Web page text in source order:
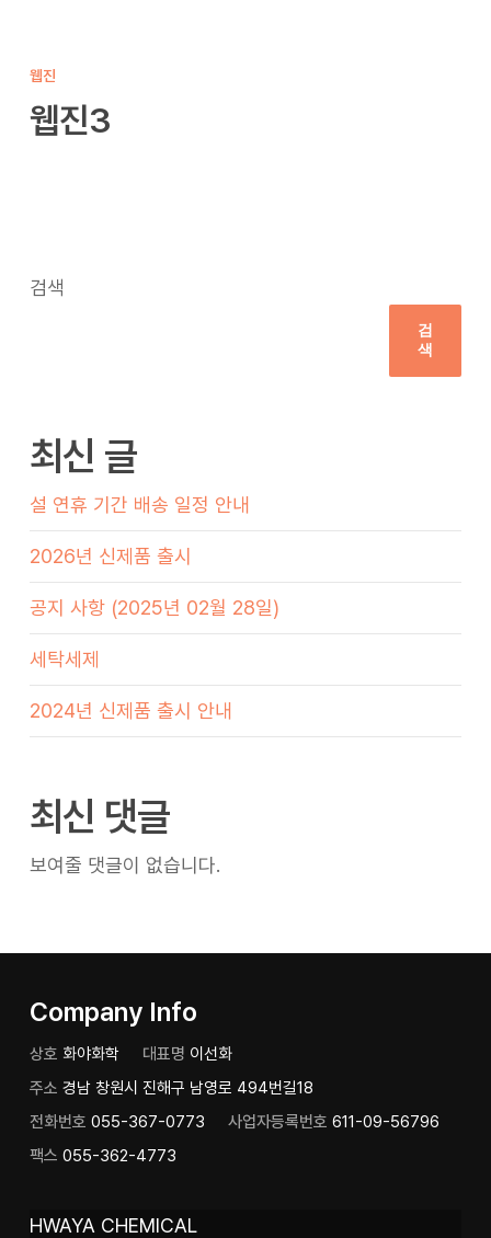
웹진
웹진3
검색
검
색
최신 글
설 연휴 기간 배송 일정 안내
2026년 신제품 출시
공지 사항 (2025년 02월 28일)
세탁세제
2024년 신제품 출시 안내
최신 댓글
보여줄 댓글이 없습니다.
Company Info
상호 화야화학 대표명 이선화
주소 경남 창원시 진해구 남영로 494번길18
전화번호 055-367-0773 사업자등록번호 611-09-56796
팩스 055-362-4773
HWAYA CHEMICAL